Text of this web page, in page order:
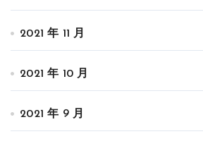
2021 年 11 月
2021 年 10 月
2021 年 9 月